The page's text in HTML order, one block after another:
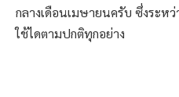
กลางเดือนเมษายนครับ ซึ่งระห
ใช้ไดตามปกติทุกอย่าง